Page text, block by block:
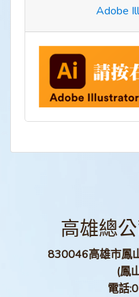
Adobe
高雄總
830046高雄市鳳
(鳳
電話: